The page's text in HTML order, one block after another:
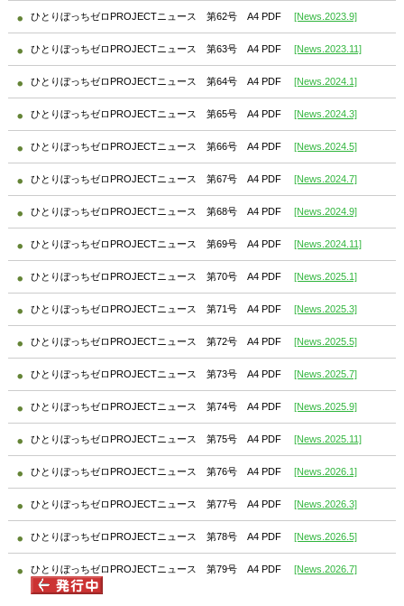
ひとりぼっちゼロPROJECTニュース 第62号 A4 PDF [News.2023.9]
ひとりぼっちゼロPROJECTニュース 第63号 A4 PDF [News.2023.11]
ひとりぼっちゼロPROJECTニュース 第64号 A4 PDF [News.2024.1]
ひとりぼっちゼロPROJECTニュース 第65号 A4 PDF [News.2024.3]
ひとりぼっちゼロPROJECTニュース 第66号 A4 PDF [News.2024.5]
ひとりぼっちゼロPROJECTニュース 第67号 A4 PDF [News.2024.7]
ひとりぼっちゼロPROJECTニュース 第68号 A4 PDF [News.2024.9]
ひとりぼっちゼロPROJECTニュース 第69号 A4 PDF [News.2024.11]
ひとりぼっちゼロPROJECTニュース 第70号 A4 PDF [News.2025.1]
ひとりぼっちゼロPROJECTニュース 第71号 A4 PDF [News.2025.3]
ひとりぼっちゼロPROJECTニュース 第72号 A4 PDF [News.2025.5]
ひとりぼっちゼロPROJECTニュース 第73号 A4 PDF [News.2025.7]
ひとりぼっちゼロPROJECTニュース 第74号 A4 PDF [News.2025.9]
ひとりぼっちゼロPROJECTニュース 第75号 A4 PDF [News.2025.11]
ひとりぼっちゼロPROJECTニュース 第76号 A4 PDF [News.2026.1]
ひとりぼっちゼロPROJECTニュース 第77号 A4 PDF [News.2026.3]
ひとりぼっちゼロPROJECTニュース 第78号 A4 PDF [News.2026.5]
ひとりぼっちゼロPROJECTニュース 第79号 A4 PDF [News.2026.7]